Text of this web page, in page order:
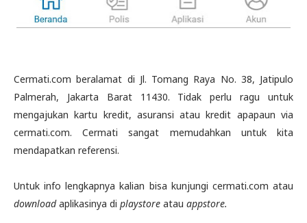
Cermati.com beralamat di Jl. Tomang Raya No. 38, Jatipulo
Palmerah, Jakarta Barat 11430. Tidak perlu ragu untuk
mengajukan kartu kredit, asuransi atau kredit apapaun via
cermati.com. Cermati sangat memudahkan untuk kita
mendapatkan referensi.
Untuk info lengkapnya kalian bisa kunjungi cermati.com atau
downloadaplikasinya di playstore atau appstore.